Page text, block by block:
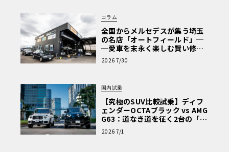
コラム
全国からメルセデスが集う埼玉
の名店「オートフィールド」─
─愛車を末永く楽しむ賢い修理
術と、プロがフックス製オイル
を選ぶ理由〈PR〉
2026 7/30
国内試乗
【究極のSUV比較試乗】ディフ
ェンダーOCTAブラック vs AMG
G63：道なき道を征く2台の「対
極的アプローチ」
2026 7/1